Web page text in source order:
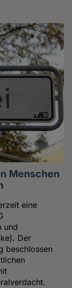
Menschen
eine
und
Der
beschlossen